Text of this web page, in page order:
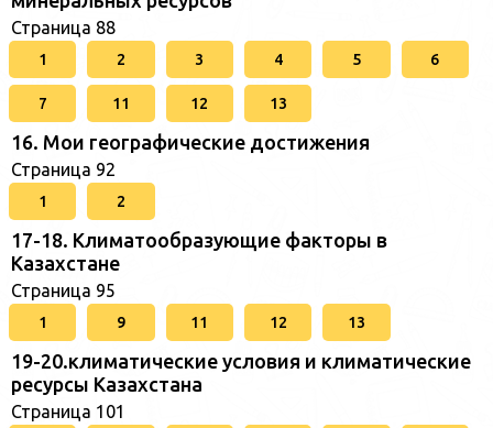
Страница 88
1 2 3 4 5 6
7 11 12 13
16. Мои географические достижения
Страница 92
1 2
17-18. Климатообразующие факторы в
Казахстане
Страница 95
1 9 11 12 13
19-20.климатические условия и климатические
ресурсы Казахстана
Страница 101